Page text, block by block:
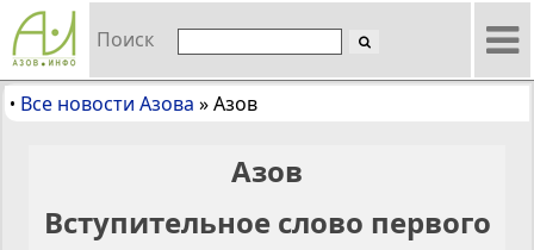
Поиск
• Все новости Азова »Азов
Азов
Вступительное слово первого